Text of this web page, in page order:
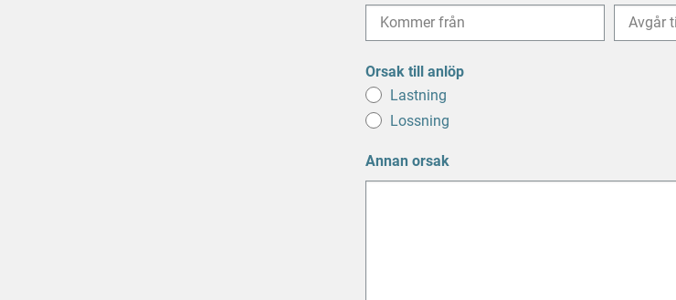
snedstreck
ÅÅÅÅ
Orsak till anlöp
Lastning
Lossning
Annan orsak